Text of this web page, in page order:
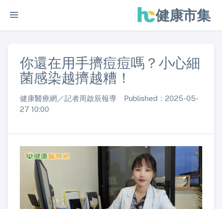
健康市集
你還在用手擠痘痘嗎？小心細
菌感染越擠越糟！
健康醫療網／記者周啟辰報導 Published：2025-05-
27 10:00